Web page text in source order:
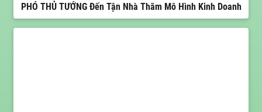
PHÓ THỦ TƯỚNG Đến Tận Nhà Thăm Mô Hình Kinh Doanh